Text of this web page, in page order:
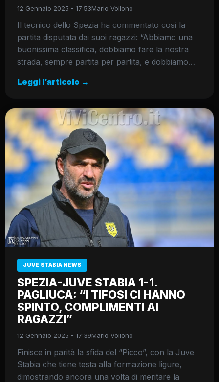
12 Gennaio 2025 - 17:53Mario Vollono
Il tecnico dello Spezia ha commentato così la
partita disputata dai suoi ragazzi: “Abbiamo una
buonissima classifica, dobbiamo fare la nostra
strada, sempre partita per partita, e dobbiamo…
Leggi l’articolo →
JUVE STABIA NEWS
SPEZIA-JUVE STABIA 1-1.
PAGLIUCA: “I TIFOSI CI HANNO
SPINTO, COMPLIMENTI AI
RAGAZZI”
12 Gennaio 2025 - 17:39Mario Vollono
Finisce in parità la sfida del “Picco”, con la Juve
Stabia che tiene testa alla formazione ligure,
dimostrando ancora una volta di meritare la